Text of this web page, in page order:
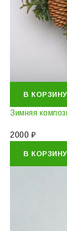
В КОРЗИНУ
Зимняя
2000 ₽
В КОРЗИНУ